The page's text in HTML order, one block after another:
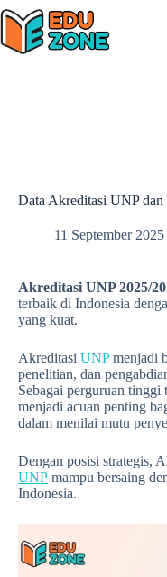
Skip
to
content
Data Akreditasi UNP
11 September 2025
Akreditasi UNP 2025/
terbaik di Indonesia
yang kuat.
Akreditasi UNPmenjadi
penelitian, dan
Sebagai perguruan tinggi
menjadi acuan penting
dalam menilai mutu
Dengan posisi strategis,
UNP mampu bersaing
Indonesia.